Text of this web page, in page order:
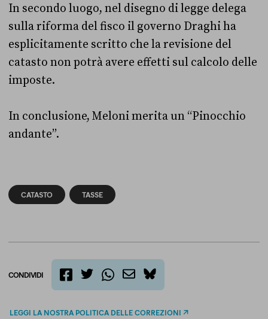
In secondo luogo, nel disegno di legge delega
sulla riforma del fisco il governo Draghi ha
esplicitamente scritto che la revisione del
catasto non potrà avere effetti sul calcolo delle
imposte.
In conclusione, Meloni merita un “Pinocchio
andante”.
CATASTO TASSE
CONDIVIDI
bluesky
LEGGI LA NOSTRA POLITICA DELLE CORREZIONI